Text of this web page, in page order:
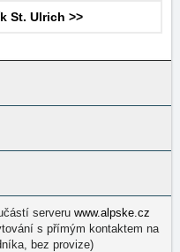
St. Ulrich >>
serveru www.alpske.cz
s přímým kontaktem na
bez provize)